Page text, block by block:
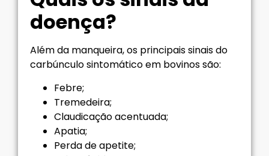
doença?
Além da manqueira, os principais sinais do
carbúnculo sintomático em bovinos são:
Febre;
Tremedeira;
Claudicação acentuada;
Apatia;
Perda de apetite;